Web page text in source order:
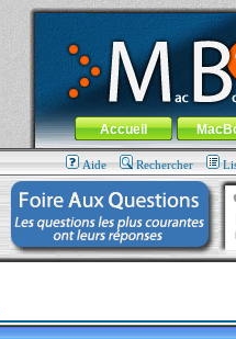
MacBook-fr.com : 100% Apple... 100%
Aller au contenu-Aller au menu
Menu général
Accueil
Aide Rechercher